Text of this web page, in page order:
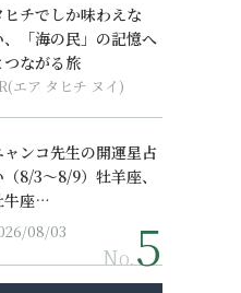
ヒチでしか味わえな
、「海の民」の記憶へ
つながる旅
エア タヒチ ヌイ)
ャンコ先生の開運星占
（8/3～8/9）牡羊座、
牛座…
08/03
No.